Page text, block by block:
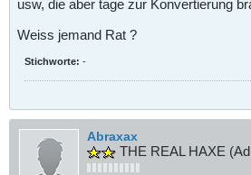
usw, die aber tage zur Konvertierung
Weiss jemand Rat ?
Stichworte: -
Abraxax
THE REAL HAXE